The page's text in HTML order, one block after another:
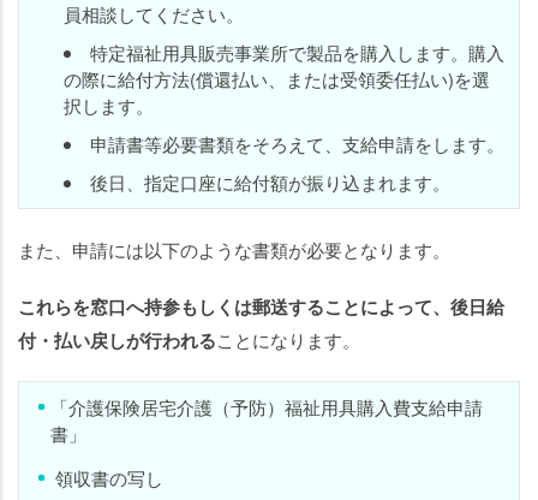
員相談してください。
特定福祉用具販売事業所で製品を購入します。購入
の際に給付方法(償還払い、または受領委任払い)を選
択します。
申請書等必要書類をそろえて、支給申請をします。
後日、指定口座に給付額が振り込まれます。
また、申請には以下のような書類が必要となります。
これらを窓口へ持参もしくは郵送することによって、後日給
付・払い戻しが行われることになります。
「介護保険居宅介護（予防）福祉用具購入費支給申請
書」
領収書の写し